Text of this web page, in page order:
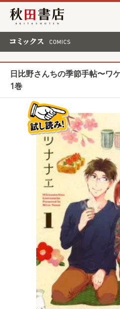
秋田書店
日比野さんちの季節手帖〜ワ
1巻